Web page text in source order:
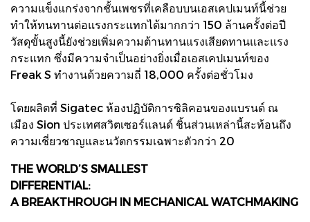
ความแข็งแกร่งจากชั้นเพชรที่เคลือบบนเอสเคปเมนท์นี้ช่วย
ทำให้ทนทานต่อแรงกระแทกได้มากกว่า 150 ล้านครั้งต่อปี
วัสดุขั้นสูงนี้ยังช่วยเพิ่มความต้านทานแรงเสียดทานและแรง
กระแทก ซึ่งมีความจำเป็นอย่างยิ่งเมื่อเอสเคปเมนท์ของ
Freak S ทำงานด้วยความถี่ 18,000 ครั้งต่อชั่วโมง
โดยผลิตที่ Sigatec ห้องปฏิบัติการซิลิคอนของแบรนด์ ณ
เมือง Sion ประเทศสวิตเซอร์แลนด์ ชิ้นส่วนเหล่านี้สะท้อนถึง
ความเชี่ยวชาญและนวัตกรรมเฉพาะตัวกว่า 20
THE WORLD’S SMALLEST
DIFFERENTIAL:
A BREAKTHROUGH IN MECHANICAL WATCHMAKING